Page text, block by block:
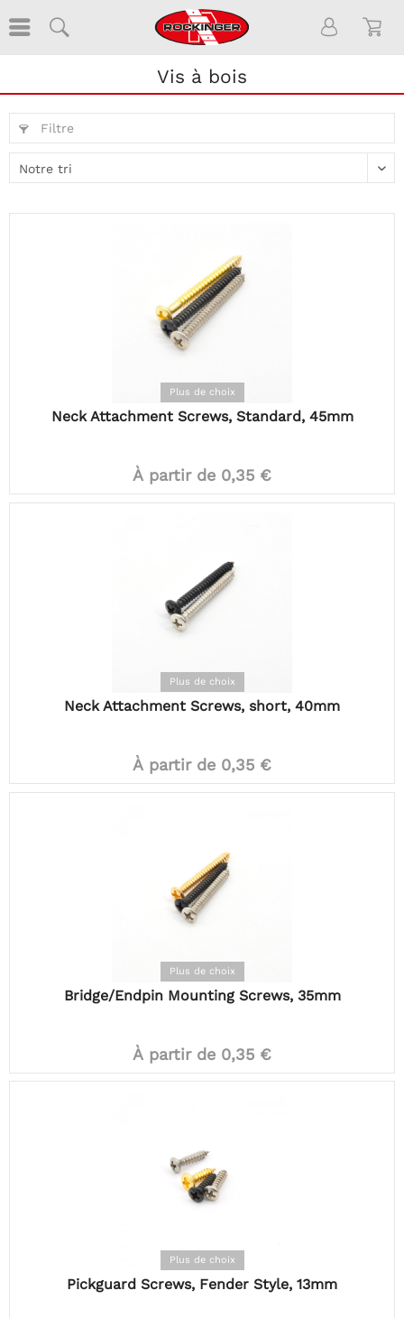
Vis à bois
Filtre
Plus de choix
Neck Attachment Screws, Standard, 45mm
À partir de 0,35 €
Plus de choix
Neck Attachment Screws, short, 40mm
À partir de 0,35 €
Plus de choix
Bridge/Endpin Mounting Screws, 35mm
À partir de 0,35 €
Plus de choix
Pickguard Screws, Fender Style, 13mm